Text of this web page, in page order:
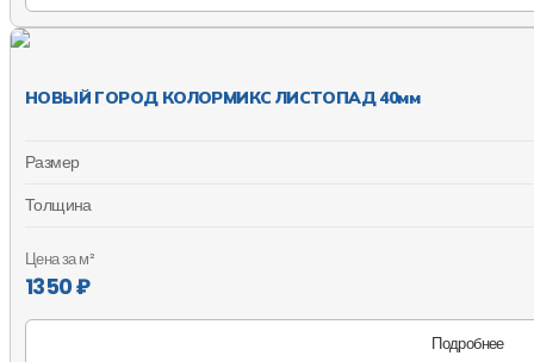
НОВЫЙ ГОРОД КОЛОРМИКС ЛИСТОПАД 40мм
Размер
Толщина
Цена за м²
1350 ₽
Подробнее